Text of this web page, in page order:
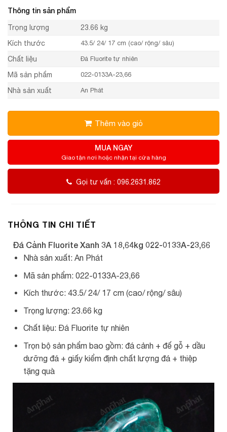
Thông tin sản phẩm
Trọng lượng
23.66 kg
Kích thước
43.5/ 24/ 17 cm (cao/ rộng/ sâu)
Chất liệu Đá Fluorite tự nhiên
Mã sản phẩm 022-0133A-23,66
Nhà sản xuất An Phát
Thêm vào giỏ
MUA NGAY
Giao tận nơi hoặc nhận tại cửa hàng
Gọi tư vấn : 096.2631.862
THÔNG TIN CHI TIẾT
Đá Cảnh Fluorite Xanh 3A 18,64kg 022-0133A-23,66
Nhà sản xuất: An Phát
Mã sản phẩm: 022-0133A-23,66
Kích thước: 43.5/ 24/ 17 cm (cao/ rộng/ sâu)
Trọng lượng: 23.66 kg
Chất liệu: Đá Fluorite tự nhiên
Trọn bộ sản phẩm bao gồm: đá cảnh + đế gỗ + dầu
dưỡng đá + giấy kiểm định chất lượng đá + thiệp
tặng quà